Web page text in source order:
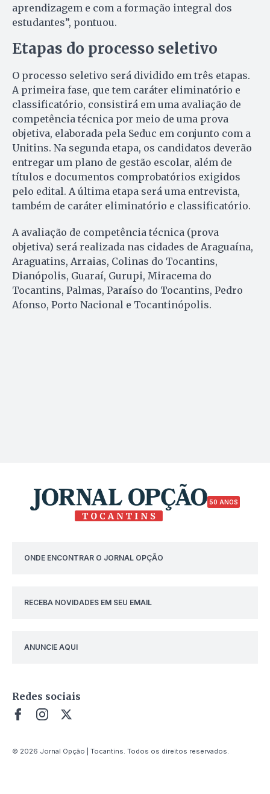
aprendizagem e com a formação integral dos
estudantes”, pontuou.
Etapas do processo seletivo
O processo seletivo será dividido em três etapas.
A primeira fase, que tem caráter eliminatório e
classificatório, consistirá em uma avaliação de
competência técnica por meio de uma prova
objetiva, elaborada pela Seduc em conjunto com a
Unitins. Na segunda etapa, os candidatos deverão
entregar um plano de gestão escolar, além de
títulos e documentos comprobatórios exigidos
pelo edital. A última etapa será uma entrevista,
também de caráter eliminatório e classificatório.
A avaliação de competência técnica (prova
objetiva) será realizada nas cidades de Araguaína,
Araguatins, Arraias, Colinas do Tocantins,
Dianópolis, Guaraí, Gurupi, Miracema do
Tocantins, Palmas, Paraíso do Tocantins, Pedro
Afonso, Porto Nacional e Tocantinópolis.
50 ANOS
ONDE ENCONTRAR O JORNAL OPÇÃO
RECEBA NOVIDADES EM SEU EMAIL
ANUNCIE AQUI
Redes sociais
© 2026 Jornal Opção | Tocantins. Todos os direitos reservados.